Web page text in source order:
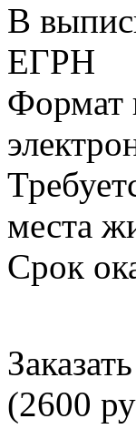
В
ЕГРН
Формат
места
Срок
(2600